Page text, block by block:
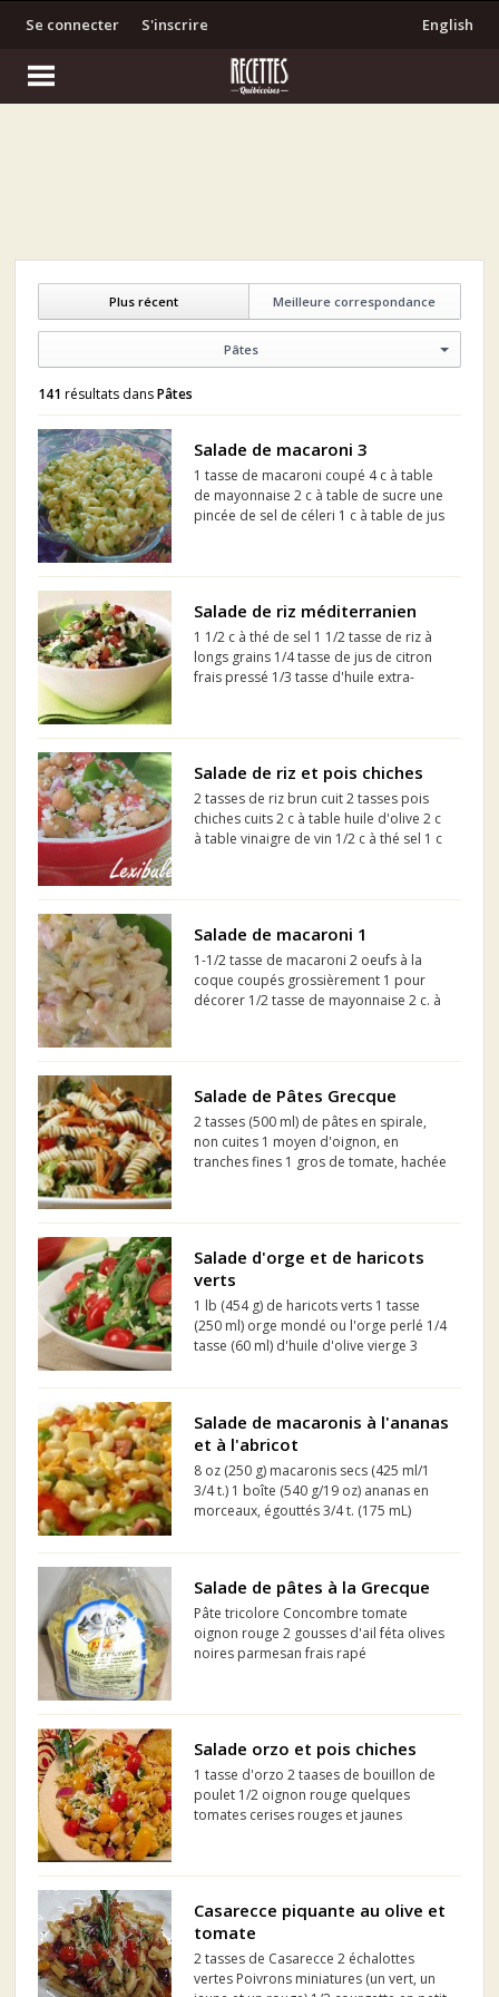
S'inscrire
Se connecter English
Meilleure correspondance
Plus récent
Pâtes
141 résultats dansPâtes
Salade de macaroni 3
1 tasse de macaroni coupé 4 c à table
de mayonnaise 2 c à table de sucre une
pincée de sel de céleri 1 c à table de jus
Salade de riz méditerranien
1 1/2 c à thé de sel 1 1/2 tasse de riz à
longs grains 1/4 tasse de jus de citron
frais pressé 1/3 tasse d'huile extra-
poivre noir frais moulu 1/8 à 1/4 c...
Salade de riz et pois chiches
2 tasses de riz brun cuit 2 tasses pois
chiches cuits 2 c à table huile d'olive 2 c
à table vinaigre de vin 1/2 c à thé sel 1 c
lanières 2 tomates en morceaux 1/2 t...
Salade de macaroni 1
1-1/2 tasse de macaroni 2 oeufs à la
coque coupés grossièrement 1 pour
décorer 1/2 tasse de mayonnaise 2 c. à
coupées en petits dés ½ tasse de céleri
Salade de Pâtes Grecque
2 tasses (500 ml) de pâtes en spirale,
non cuites 1 moyen d'oignon, en
tranches fines 1 gros de tomate, hachée
haché 3/4 tasse (175 ml) de fromage
Salade d'orge et de haricots
verts
1 lb (454 g) de haricots verts 1 tasse
(250 ml) orge mondé ou l'orge perlé 1/4
tasse (60 ml) d'huile d'olive vierge 3
vin blanc 1 gousse d'ail, hachées 1-1/2 à
Salade de macaronis à l'ananas
et à l'abricot
8 oz (250 g) macaronis secs (425 ml/1
3/4 t.) 1 boîte (540 g/19 oz) ananas en
morceaux, égouttés 3/4 t. (175 mL)
t. (175 mL) céleri tranché 3/4 t. (175 mL)
mayonnaise ou de sauc...
Salade de pâtes à la Grecque
Pâte tricolore Concombre tomate
oignon rouge 2 gousses d'ail féta olives
noires parmesan frais rapé
Salade orzo et pois chiches
1 tasse d'orzo 2 taases de bouillon de
poulet 1/2 oignon rouge quelques
tomates cerises rouges et jaunes
égouttés sel, du poivre du moulin
Casarecce piquante au olive et
tomate
2 tasses de Casarecce 2 échalottes
vertes Poivrons miniatures (un vert, un